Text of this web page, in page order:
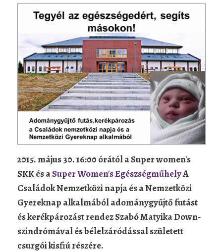
2015. május 30. 16:00 órától a Super women's
SKK és aSuper Women's EgészségműhelyA
Családok Nemzetközi napja és a Nemzetközi
Gyereknap alkalmából adománygyűjtő futást
és kerékpározást rendez Szabó Matyika Down-
szindrómával és bélelzáródással született
csurgói kisfiú részére.